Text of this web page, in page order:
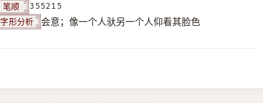
笔顺 355215
字形分析 会意；像一个人驮另一个人仰看其脸色